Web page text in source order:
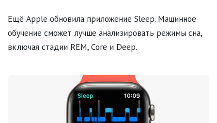
Ещё Apple обновила приложение Sleep. Машинное
обучение сможет лучше анализировать режимы сна,
включая стадии REM, Core и Deep.